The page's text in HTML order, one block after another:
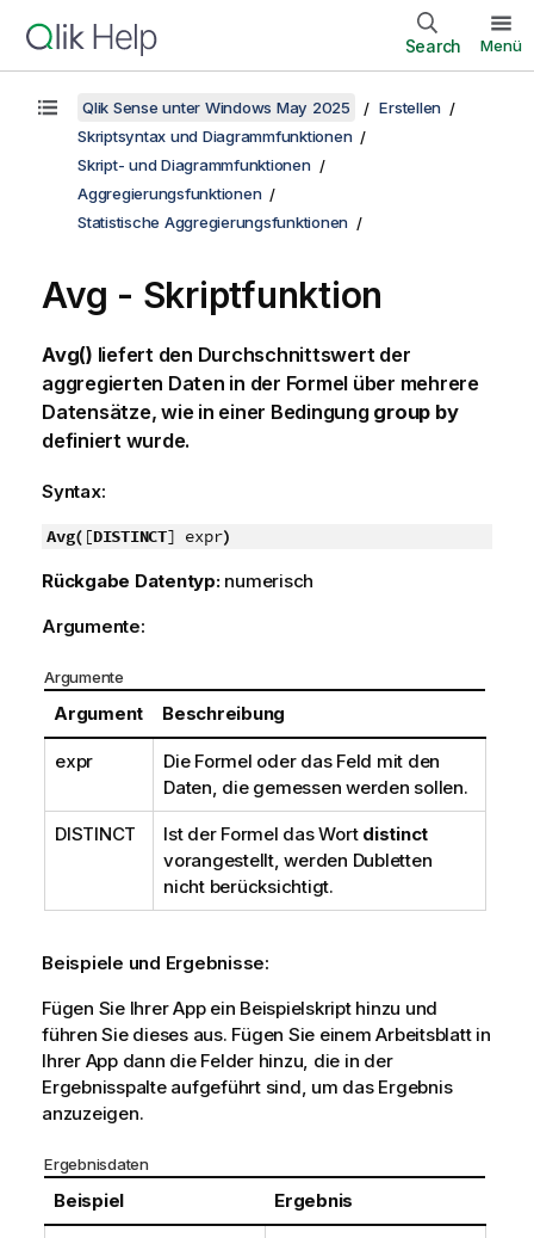
Search Menü
Qlik Sense unter Windows May 2025
Erstellen
Skriptsyntax und Diagrammfunktionen
Skript- und Diagrammfunktionen
Aggregierungsfunktionen
Statistische Aggregierungsfunktionen
Avg - Skriptfunktion
Avg() liefert den Durchschnittswert der
aggregierten Daten in der Formel über mehrere
Datensätze, wie in einer Bedingung group by
definiert wurde.
Syntax:
Avg( [DISTINCT] expr)
Rückgabe Datentyp: numerisch
Argumente:
Argumente
Argument Beschreibung
expr
Die Formel oder das Feld mit den
Daten, die gemessen werden sollen.
DISTINCT Ist der Formel das Wort distinct
vorangestellt, werden Dubletten
nicht berücksichtigt.
Beispiele und Ergebnisse:
Fügen Sie Ihrer App ein Beispielskript hinzu und
führen Sie dieses aus. Fügen Sie einem Arbeitsblatt in
Ihrer App dann die Felder hinzu, die in der
Ergebnisspalte aufgeführt sind, um das Ergebnis
anzuzeigen.
Ergebnisdaten
Beispiel Ergebnis